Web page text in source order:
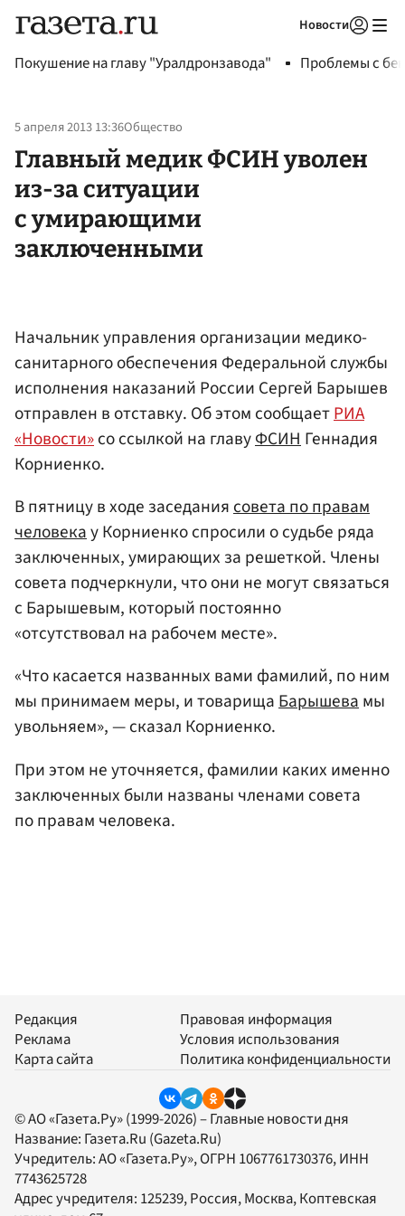
Новости
Покушение на главу "Уралдронзавода" Проблемы с
5 апреля 2013 13:36Общество
Главный медик ФСИН уволен
из-за ситуации
с умирающими
заключенными
Начальник управления организации медико-
санитарного обеспечения Федеральной службы
исполнения наказаний России Сергей Барышев
отправлен в отставку. Об этом сообщаетРИА
«Новости»со ссылкой на главуФСИНГеннадия
Корниенко.
В пятницу в ходе заседаниясовета по правам
человекау Корниенко спросили о судьбе ряда
заключенных, умирающих за решеткой. Члены
совета подчеркнули, что они не могут связаться
с Барышевым, который постоянно
«отсутствовал на рабочем месте».
«Что касается названных вами фамилий, по ним
мы принимаем меры, и товарищаБарышевамы
увольняем», — сказал Корниенко.
При этом не уточняется, фамилии каких именно
заключенных были названы членами совета
по правам человека.
Редакция
Реклама
Карта сайта
Правовая информация
Условия использования
Политика конфиденциальности
© АО «Газета.Ру» (1999-2026) – Главные новости дня
Название: Газета.Ru (Gazeta.Ru)
Учредитель:АО «Газета.Ру», ОГРН 1067761730376, ИНН
7743625728
Адрес учредителя: 125239, Россия, Москва, Коптевская